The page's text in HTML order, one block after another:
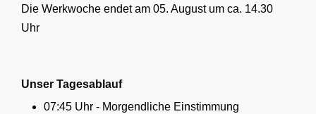
Die Werkwoche endet am 05. August um ca. 14.30
Uhr
Unser Tagesablauf
07:45 Uhr - Morgendliche Einstimmung